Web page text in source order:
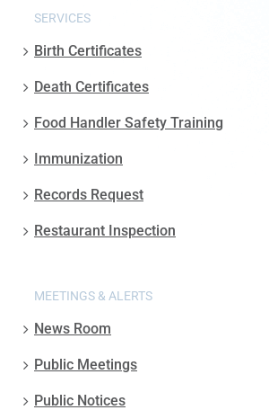
SERVICES
Birth Certificates
Death Certificates
Food Handler Safety Training
Immunization
Records Request
Restaurant Inspection
MEETINGS & ALERTS
News Room
Public Meetings
Public Notices